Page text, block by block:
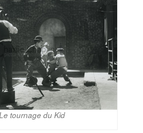
tournage du Kid